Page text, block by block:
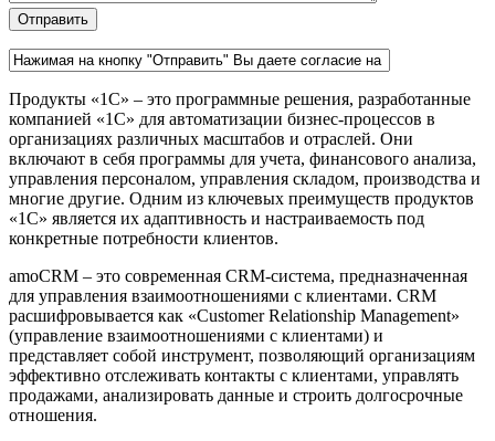
Продукты «1C» – это программные решения, разработанные
компанией «1C» для автоматизации бизнес-процессов в
организациях различных масштабов и отраслей. Они
включают в себя программы для учета, финансового анализа,
управления персоналом, управления складом, производства и
многие другие. Одним из ключевых преимуществ продуктов
«1C» является их адаптивность и настраиваемость под
конкретные потребности клиентов.
amoCRM – это современная CRM-система, предназначенная
для управления взаимоотношениями с клиентами. CRM
расшифровывается как «Customer Relationship Management»
(управление взаимоотношениями с клиентами) и
представляет собой инструмент, позволяющий организациям
эффективно отслеживать контакты с клиентами, управлять
продажами, анализировать данные и строить долгосрочные
отношения.